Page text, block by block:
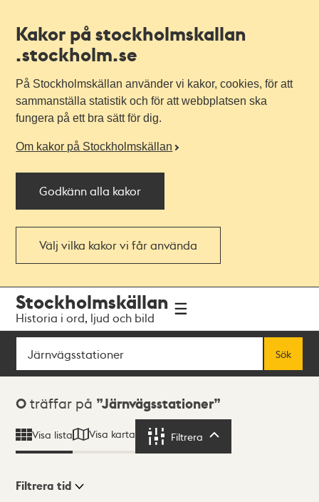
Kakor på stockholmskallan
.stockholm.se
På Stockholmskällan använder vi kakor, cookies, för att
sammanställa statistik och för att webbplatsen ska
fungera på ett bra sätt för dig.
Om kakor på Stockholmskällan
Godkänn alla kakor
Välj vilka kakor vi får använda
navigationen
huvudinnehållet
Stockholmskällan
Historia i ord, ljud och bild
Sök
Sök
Sökresultat
0 träffar på Järnvägsstationer
Visa lista Visa karta Filtrera
Filtrera tid